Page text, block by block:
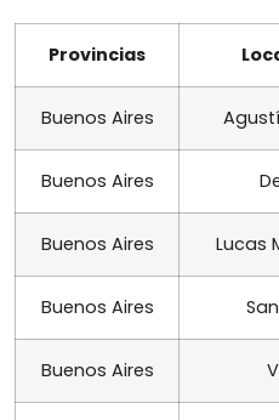
Provincias
Buenos Aires
Buenos Aires
Buenos Aires Lucas
Buenos Aires
Buenos Aires